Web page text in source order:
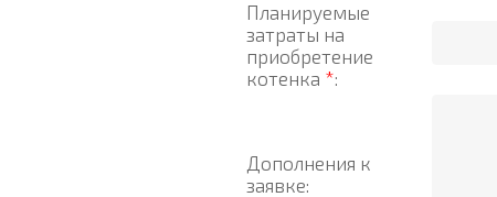
Планируемые
затраты на
приобретение
котенка *:
Дополнения к
заявке: